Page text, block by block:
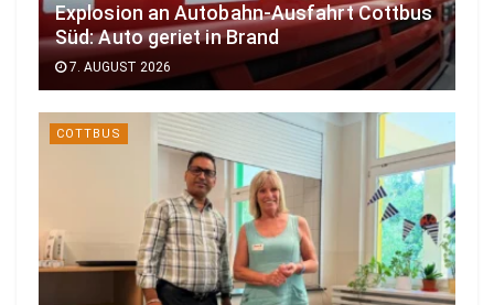
Explosion an Autobahn-Ausfahrt Cottbus
Süd: Auto geriet in Brand
7. AUGUST 2026
COTTBUS